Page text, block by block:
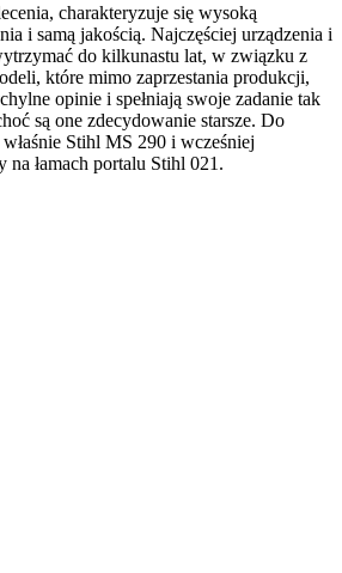
charakteryzuje się wysoką
i samą jakością. Najczęściej urządzenia i
do kilkunastu lat, w związku z
które mimo zaprzestania produkcji,
opinie i spełniają swoje zadanie tak
są one zdecydowanie starsze. Do
Stihl MS 290 i wcześniej
łamach portalu Stihl 021.